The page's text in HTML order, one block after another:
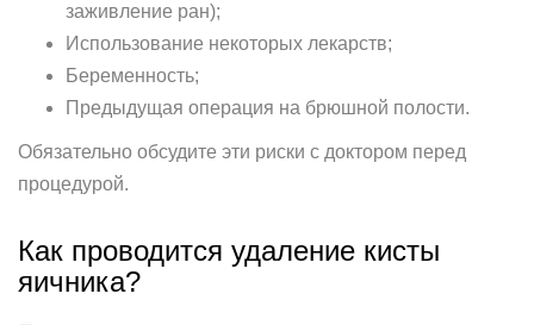
заживление ран);
Использование некоторых лекарств;
Беременность;
Предыдущая операция на брюшной полости.
Обязательно обсудите эти риски с доктором перед
процедурой.
Как проводится удаление кисты
яичника?